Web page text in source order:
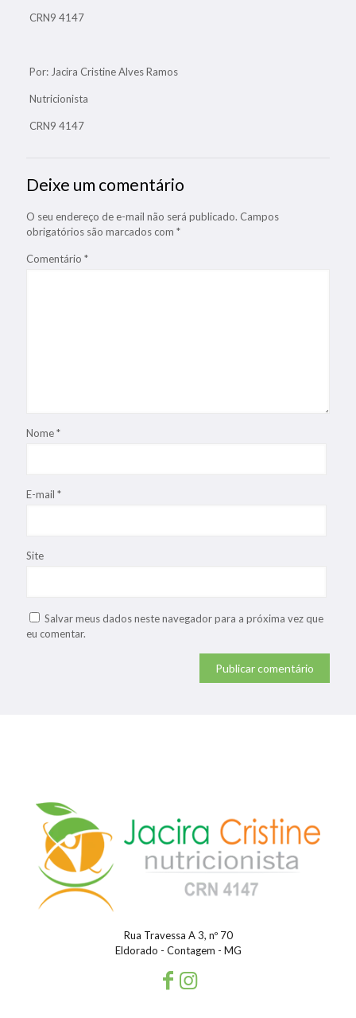
CRN9 4147
Por: Jacira Cristine Alves Ramos
Nutricionista
CRN9 4147
Deixe um comentário
O seu endereço de e-mail não será publicado. Campos
obrigatórios são marcados com *
Comentário *
Nome*
E-mail *
Site
Salvar meus dados neste navegador para a próxima vez que
eu comentar.
Rua Travessa A 3, nº 70
Eldorado - Contagem - MG